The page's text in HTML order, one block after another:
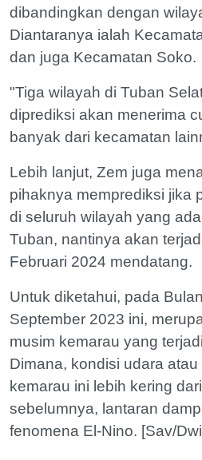
dibandingkan dengan
Diantaranya ialah
dan juga Kecamatan Soko.
"Tiga wilayah di Tuban
diprediksi akan menerima
banyak dari kecamatan
Lebih lanjut, Zem juga
pihaknya memprediksi jika
di seluruh wilayah yang
Tuban, nantinya akan
Februari 2024 mendatang.
Untuk diketahui, pada
September 2023 ini,
musim kemarau yang
Dimana, kondisi udara
kemarau ini lebih kering
sebelumnya, lantaran
fenomena El-Nino. [Sav/